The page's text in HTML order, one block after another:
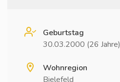
Geburtstag
30.03.2000 (26 Jahre)
Wohnregion
Bielefeld